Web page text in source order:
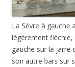
La Sèvre à gauche
légèrement fléchie,
gauche sur la jarre
son autre bars sur